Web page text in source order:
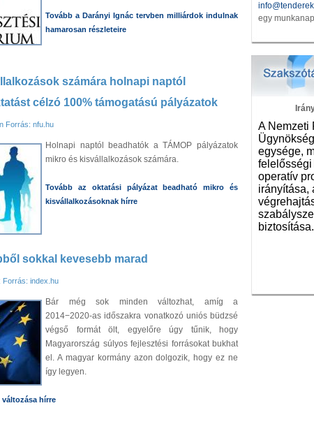
Tovább a Darányi Ignác tervben milliárdok indulnak
hamarosan részleteire
számára holnapi naptól
célzó 100% támogatású pályázatok
Forrás: nfu.hu
Holnapi naptól beadhatók a TÁMOP pályázatok
mikro és kisvállalkozások számára.
Tovább az oktatási pályázat beadható mikro és
kisvállalkozásoknak hírre
sokkal kevesebb marad
Forrás: index.hu
Bár még sok minden változhat, amíg a
2014−2020-as időszakra vonatkozó uniós büdzsé
végső formát ölt, egyelőre úgy tűnik, hogy
Magyarország súlyos fejlesztési forrásokat bukhat
el. A magyar kormány azon dolgozik, hogy ez ne
így legyen.
változása hírre
egy
A Nemzeti
egysége,
felelősségi
operatív
irányítása,
biztosítása.